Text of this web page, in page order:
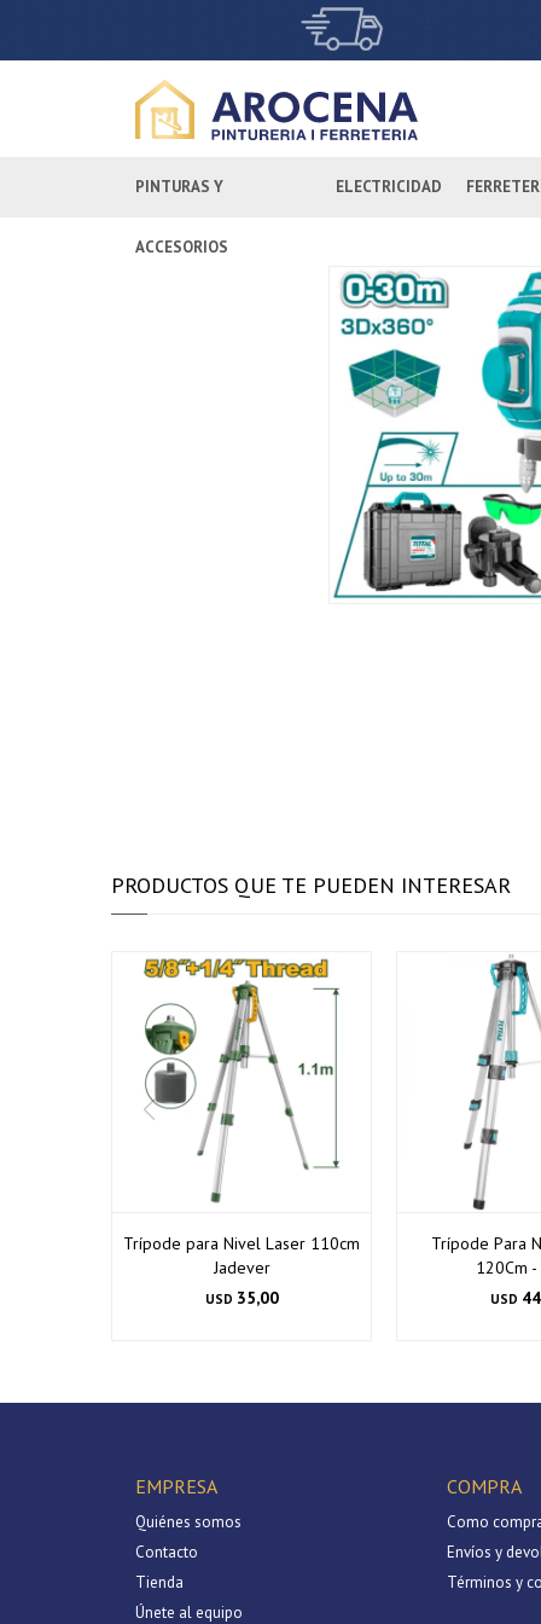
PINTURAS Y
ACCESORIOS
ELECTRICIDAD
PRODUCTOS QUE TE PUEDEN INTERESAR
Trípode para Nivel Laser 110cm
Jadever
USD 35,00
Trípode Para
120Cm
USD
EMPRESA
Quiénes somos
Contacto
Tienda
Únete al equipo
COMPRA
Como
Envíos y
Términos y